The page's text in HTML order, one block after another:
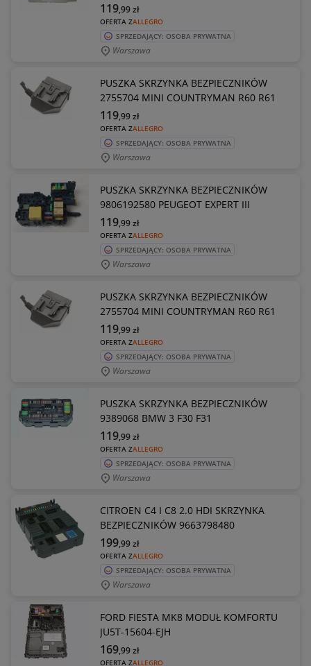
OFERTA ZALLEGRO
119,99zł
SPRZEDAJĄCY: OSOBA PRYWATNA
Warszawa
PUSZKA SKRZYNKA BEZPIECZNIKÓW
2755704 MINI COUNTRYMAN R60 R61
OFERTA ZALLEGRO
119,99zł
SPRZEDAJĄCY: OSOBA PRYWATNA
Warszawa
PUSZKA SKRZYNKA BEZPIECZNIKÓW
9806192580 PEUGEOT EXPERT III
OFERTA ZALLEGRO
119,99zł
SPRZEDAJĄCY: OSOBA PRYWATNA
Warszawa
PUSZKA SKRZYNKA BEZPIECZNIKÓW
2755704 MINI COUNTRYMAN R60 R61
OFERTA ZALLEGRO
119,99zł
SPRZEDAJĄCY: OSOBA PRYWATNA
Warszawa
PUSZKA SKRZYNKA BEZPIECZNIKÓW
9389068 BMW 3 F30 F31
OFERTA ZALLEGRO
119,99zł
SPRZEDAJĄCY: OSOBA PRYWATNA
Warszawa
CITROEN C4 I C8 2.0 HDI SKRZYNKA
BEZPIECZNIKÓW 9663798480
OFERTA ZALLEGRO
199,99zł
SPRZEDAJĄCY: OSOBA PRYWATNA
Warszawa
FORD FIESTA MK8 MODUŁ KOMFORTU
JU5T-15604-EJH
OFERTA ZALLEGRO
169,99zł